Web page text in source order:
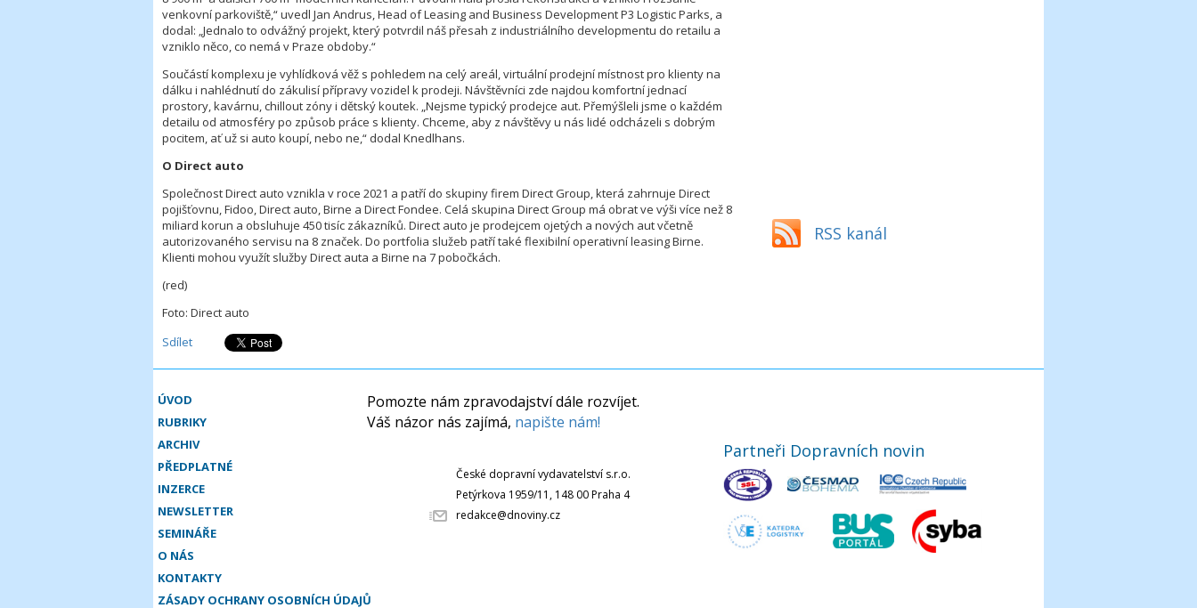
venkovní parkoviště,“ uvedl Jan Andrus, Head of Leasing and Business Development P3 Logistic Parks, a
dodal: „Jednalo to odvážný projekt, který potvrdil náš přesah z industriálního developmentu do retailu a
vzniklo něco, co nemá v Praze obdoby.“
Součástí komplexu je vyhlídková věž s pohledem na celý areál, virtuální prodejní místnost pro klienty na
dálku i nahlédnutí do zákulisí přípravy vozidel k prodeji. Návštěvníci zde najdou komfortní jednací
prostory, kavárnu, chillout zóny i dětský koutek. „Nejsme typický prodejce aut. Přemýšleli jsme o každém
detailu od atmosféry po způsob práce s klienty. Chceme, aby z návštěvy u nás lidé odcházeli s dobrým
pocitem, ať už si auto koupí, nebo ne,“ dodal Knedlhans.
O Direct auto
Společnost Direct auto vznikla v roce 2021 a patří do skupiny firem Direct Group, která zahrnuje Direct
pojišťovnu, Fidoo, Direct auto, Birne a Direct Fondee. Celá skupina Direct Group má obrat ve výši více než 8
miliard korun a obsluhuje 450 tisíc zákazníků. Direct auto je prodejcem ojetých a nových aut včetně
autorizovaného servisu na 8 značek. Do portfolia služeb patří také flexibilní operativní leasing Birne.
Klienti mohou využít služby Direct auta a Birne na 7 pobočkách.
(red)
Foto: Direct auto
Sdílet
RSS kanál
ÚVOD
RUBRIKY
ARCHIV
PŘEDPLATNÉ
INZERCE
NEWSLETTER
SEMINÁŘE
O NÁS
KONTAKTY
ZÁSADY OCHRANY OSOBNÍCH ÚDAJŮ
Pomozte nám zpravodajství dále rozvíjet.
Váš názor nás zajímá, napište nám!
České dopravní vydavatelství s.r.o.
Petýrkova 1959/11, 148 00 Praha 4
redakce@dnoviny.cz
Partneři Dopravních novin